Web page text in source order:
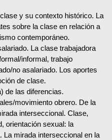
y su contexto histórico. La
sobre la clase en relación a
contemporáneo.
La clase trabajadora
informal, trabajo
no asalariado. Los aportes
de clase.
de las diferencias.
movimiento obrero. De la
interseccional. Clase,
orientación sexual: la
mirada interseccional en la